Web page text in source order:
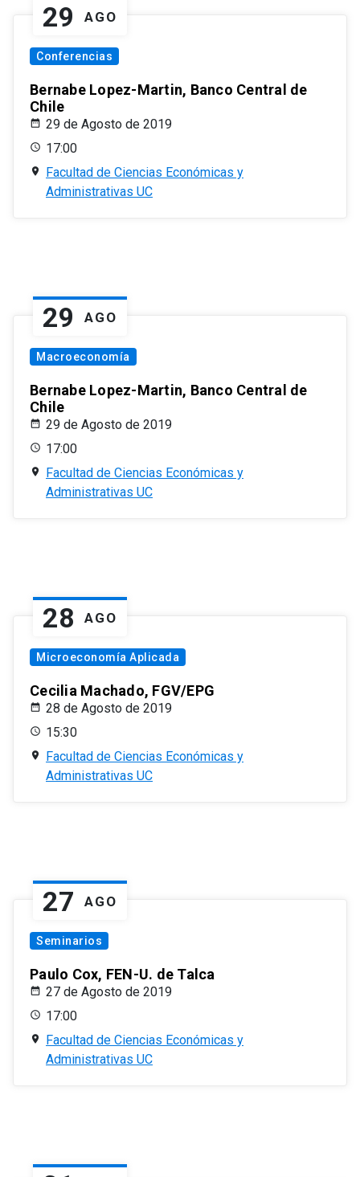
29 AGO
Conferencias
Bernabe Lopez-Martin, Banco Central de
Chile
29 de Agosto de 2019
17:00
Facultad de Ciencias Económicas y
Administrativas UC
29 AGO
Macroeconomía
Bernabe Lopez-Martin, Banco Central de
Chile
29 de Agosto de 2019
17:00
Facultad de Ciencias Económicas y
Administrativas UC
28 AGO
Microeconomía Aplicada
Cecilia Machado, FGV/EPG
28 de Agosto de 2019
15:30
Facultad de Ciencias Económicas y
Administrativas UC
27 AGO
Seminarios
Paulo Cox, FEN-U. de Talca
27 de Agosto de 2019
17:00
Facultad de Ciencias Económicas y
Administrativas UC